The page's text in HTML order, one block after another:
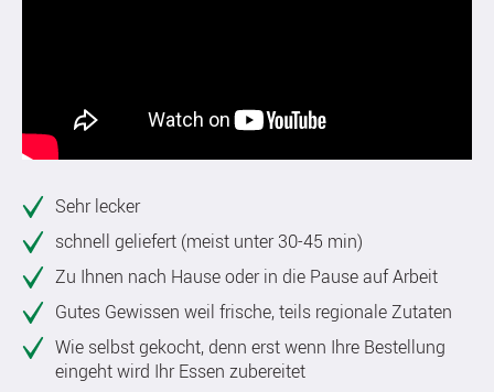
Sehr lecker
schnell geliefert (meist unter 30-45 min)
Zu Ihnen nach Hause oder in die Pause auf Arbeit
Gutes Gewissen weil frische, teils regionale Zutaten
Wie selbst gekocht, denn erst wenn Ihre Bestellung
eingeht wird Ihr Essen zubereitet